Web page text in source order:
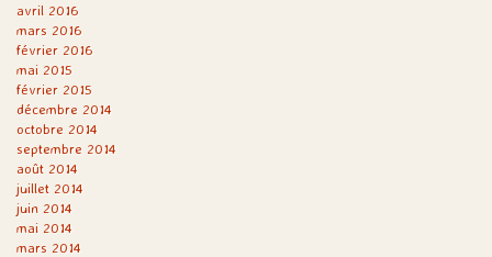
avril 2016
mars 2016
février 2016
mai 2015
février 2015
décembre 2014
octobre 2014
septembre 2014
août 2014
juillet 2014
juin 2014
mai 2014
mars 2014